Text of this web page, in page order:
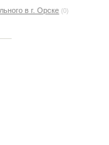
в г. Орске (0)